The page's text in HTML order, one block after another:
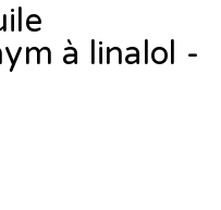
à linalol -